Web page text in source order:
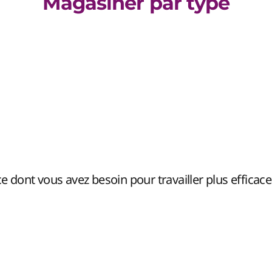
dont vous avez besoin pour travailler plus